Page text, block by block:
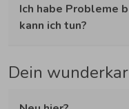
Ich habe Probleme
kann ich tun?
Dein